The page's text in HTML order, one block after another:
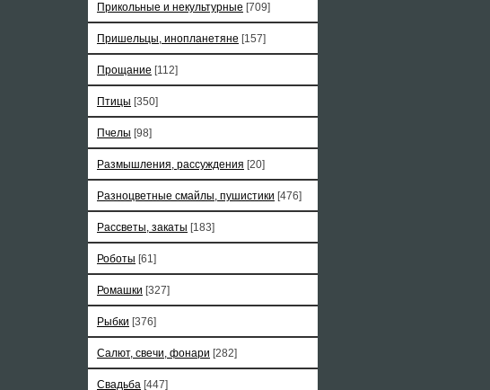
Прикольные и некультурные [709]
Пришельцы, инопланетяне [157]
Прощание [112]
Птицы [350]
Пчелы [98]
Размышления, рассуждения [20]
Разноцветные смайлы, пушистики [476]
Рассветы, закаты [183]
Роботы [61]
Ромашки [327]
Рыбки [376]
Салют, свечи, фонари [282]
Свадьба [447]